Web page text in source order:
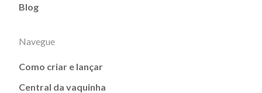
Blog
Navegue
Como criar e lançar
Central da vaquinha